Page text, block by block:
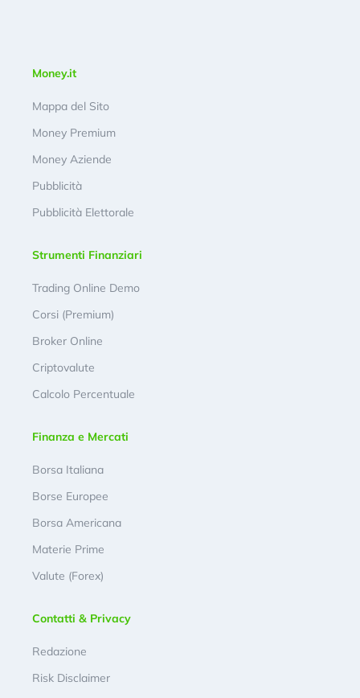
Money.it
Mappa del Sito
Money Premium
Money Aziende
Pubblicità
Pubblicità Elettorale
Strumenti Finanziari
Trading Online Demo
Corsi (Premium)
Broker Online
Criptovalute
Calcolo Percentuale
Finanza e Mercati
Borsa Italiana
Borse Europee
Borsa Americana
Materie Prime
Valute (Forex)
Contatti & Privacy
Redazione
Risk Disclaimer